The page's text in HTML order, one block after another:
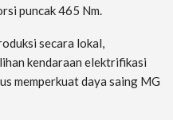
puncak 465 Nm.
secara lokal,
kendaraan elektrifikasi
memperkuat daya saing MG